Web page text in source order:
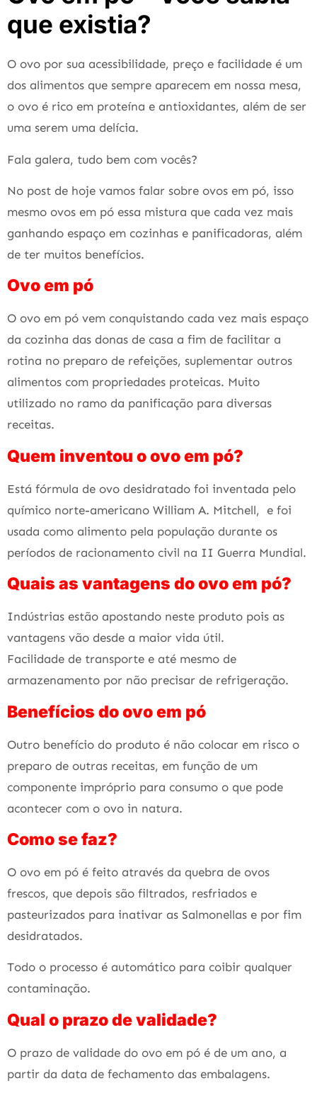
que existia?
O ovo por sua acessibilidade, preço e facilidade é um
dos alimentos que sempre aparecem em nossa mesa,
o ovo é rico em proteína e antioxidantes, além de ser
uma serem uma delícia.
Fala galera, tudo bem com vocês?
No post de hoje vamos falar sobre ovos em pó, isso
mesmo ovos em pó essa mistura que cada vez mais
ganhando espaço em cozinhas e panificadoras, além
de ter muitos benefícios.
Ovo em pó
O ovo em pó vem conquistando cada vez mais espaço
da cozinha das donas de casa a fim de facilitar a
rotina no preparo de refeições, suplementar outros
alimentos com propriedades proteicas. Muito
utilizado no ramo da panificação para diversas
receitas.
Quem inventou o ovo em pó?
Está fórmula de ovo desidratado foi inventada pelo
químico norte-americano William A. Mitchell, e foi
usada como alimento pela população durante os
períodos de racionamento civil na II Guerra Mundial.
Quais as vantagens do ovo em pó?
Indústrias estão apostando neste produto pois as
vantagens vão desde a maior vida útil.
Facilidade de transporte e até mesmo de
armazenamento por não precisar de refrigeração.
Benefícios do ovo em pó
Outro benefício do produto é não colocar em risco o
preparo de outras receitas, em função de um
componente impróprio para consumo o que pode
acontecer com o ovo in natura.
Como se faz?
O ovo em pó é feito através da quebra de ovos
frescos, que depois são filtrados, resfriados e
pasteurizados para inativar as Salmonellas e por fim
desidratados.
Todo o processo é automático para coibir qualquer
contaminação.
Qual o prazo de validade?
O prazo de validade do ovo em pó é de um ano, a
partir da data de fechamento das embalagens.